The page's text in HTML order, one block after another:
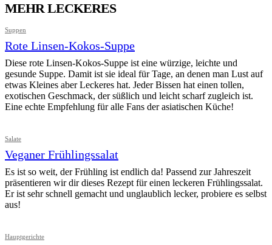
MEHR LECKERES
Suppen
Rote Linsen-Kokos-Suppe
Diese rote Linsen-Kokos-Suppe ist eine würzige, leichte und
gesunde Suppe. Damit ist sie ideal für Tage, an denen man Lust auf
etwas Kleines aber Leckeres hat. Jeder Bissen hat einen tollen,
exotischen Geschmack, der süßlich und leicht scharf zugleich ist.
Eine echte Empfehlung für alle Fans der asiatischen Küche!
Salate
Veganer Frühlingssalat
Es ist so weit, der Frühling ist endlich da! Passend zur Jahreszeit
präsentieren wir dir dieses Rezept für einen leckeren Frühlingssalat.
Er ist sehr schnell gemacht und unglaublich lecker, probiere es selbst
aus!
Hauptgerichte